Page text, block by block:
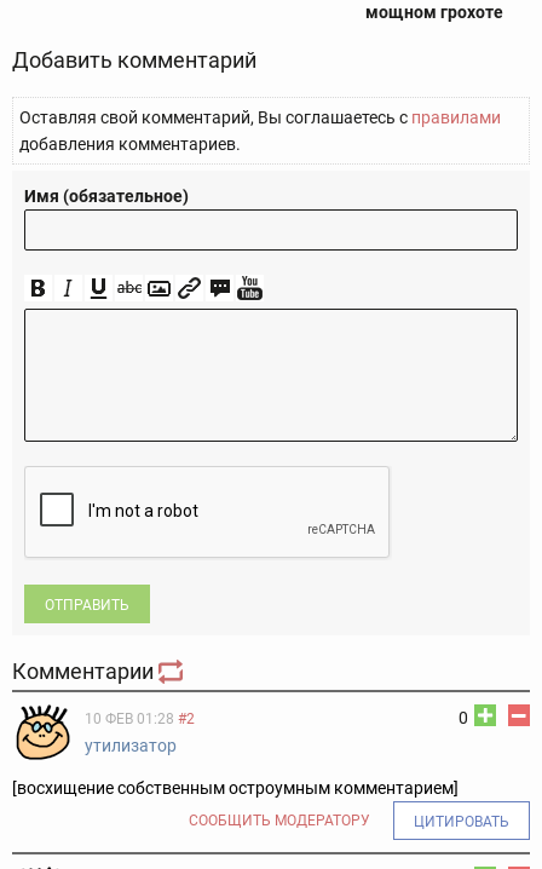
мощном грохоте
Добавить комментарий
Оставляя свой комментарий, Вы соглашаетесь с правилами
добавления комментариев.
Имя (обязательное)
ОТПРАВИТЬ
Комментарии
0
10 ФЕВ 01:28 #2
утилизатор
[восхищение собственным остроумным комментарием]
СООБЩИТЬ МОДЕРАТОРУ ЦИТИРОВАТЬ